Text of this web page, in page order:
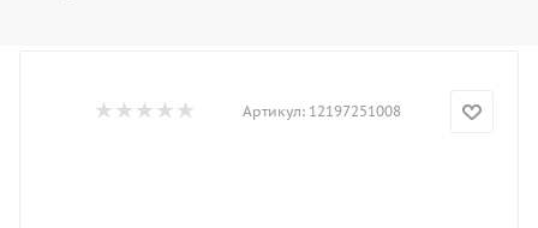
Артикул: 12197251008